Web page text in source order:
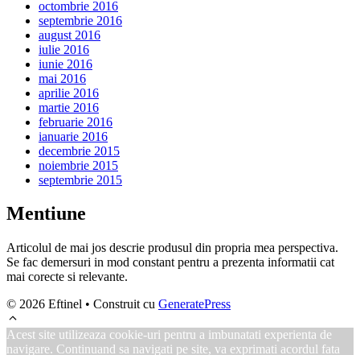
octombrie 2016
septembrie 2016
august 2016
iulie 2016
iunie 2016
mai 2016
aprilie 2016
martie 2016
februarie 2016
ianuarie 2016
decembrie 2015
noiembrie 2015
septembrie 2015
Mentiune
Articolul de mai jos descrie produsul din propria mea perspectiva.
Se fac demersuri in mod constant pentru a prezenta informatii cat
mai corecte si relevante.
© 2026 Eftinel • Construit cu GeneratePress
Acest site utilizeaza cookie-uri pentru a imbunatati experienta de
navigare. Continuand sa navigati pe site, va exprimati acordul fata